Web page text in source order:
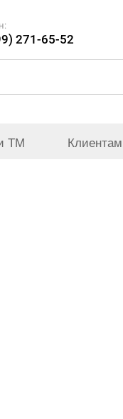
271-65-52
ТМ Клиентам